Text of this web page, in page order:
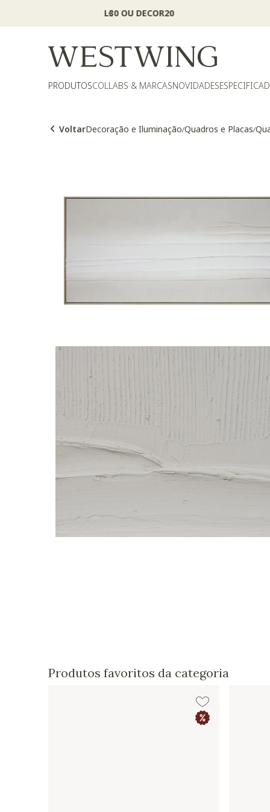
PRODUTOSCOLLABS & MARCASNOVIDADES
VoltarDecoração e Iluminação/Quadros e Placas/
Produtos favoritos da categoria